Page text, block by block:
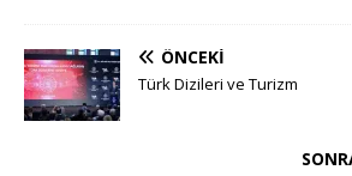
ÖNCEKI
Türk Dizileri ve Turizm